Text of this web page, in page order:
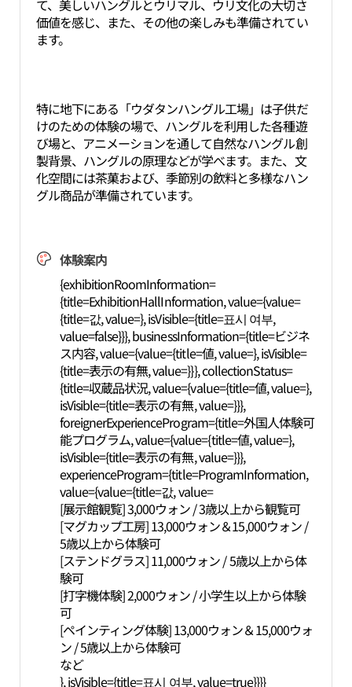
て、美しいハングルとウリマル、ウリ文化の大切さ
価値を感じ、また、その他の楽しみも準備されてい
ます。
特に地下にある「ウダタンハングル工場」は子供だ
けのための体験の場で、ハングルを利用した各種遊
び場と、アニメーションを通して自然なハングル創
製背景、ハングルの原理などが学べます。また、文
化空間には茶菓および、季節別の飲料と多様なハン
グル商品が準備されています。
体験案内
{exhibitionRoomInformation=
{title=ExhibitionHallInformation, value={value=
{title=값, value=}, isVisible={title=표시 여부,
value=false}}}, businessInformation={title=ビジネ
ス内容, value={value={title=値, value=}, isVisible=
{title=表示の有無, value=}}}, collectionStatus=
{title=収蔵品状況, value={value={title=値, value=},
isVisible={title=表示の有無, value=}}},
foreignerExperienceProgram={title=外国人体験可
能プログラム, value={value={title=値, value=},
isVisible={title=表示の有無, value=}}},
experienceProgram={title=ProgramInformation,
value={value={title=값, value=
[展示館観覧] 3,000ウォン / 3歳以上から観覧可
[マグカップ工房] 13,000ウォン＆15,000ウォン /
5歳以上から体験可
[ステンドグラス] 11,000ウォン / 5歳以上から体
験可
[打字機体験] 2,000ウォン / 小学生以上から体験
可
[ペインティング体験] 13,000ウォン＆15,000ウォ
ン / 5歳以上から体験可
など
}, isVisible={title=표시 여부, value=true}}}}